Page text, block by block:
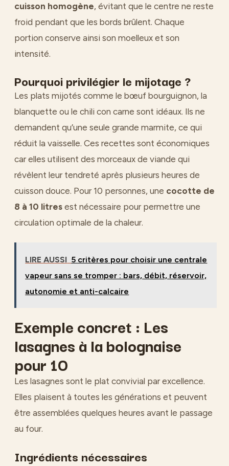
cuisson homogène, évitant que le centre ne reste
froid pendant que les bords brûlent. Chaque
portion conserve ainsi son moelleux et son
intensité.
Pourquoi privilégier le mijotage ?
Les plats mijotés comme le bœuf bourguignon, la
blanquette ou le chili con carne sont idéaux. Ils ne
demandent qu’une seule grande marmite, ce qui
réduit la vaisselle. Ces recettes sont économiques
car elles utilisent des morceaux de viande qui
révèlent leur tendreté après plusieurs heures de
cuisson douce. Pour 10 personnes, une cocotte de
8 à 10 litres est nécessaire pour permettre une
circulation optimale de la chaleur.
LIRE AUSSI 5 critères pour choisir une centrale
vapeur sans se tromper : bars, débit, réservoir,
autonomie et anti-calcaire
Exemple concret : Les
lasagnes à la bolognaise
pour 10
Les lasagnes sont le plat convivial par excellence.
Elles plaisent à toutes les générations et peuvent
être assemblées quelques heures avant le passage
au four.
Ingrédients nécessaires